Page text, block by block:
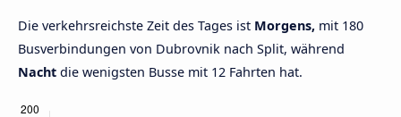
Die verkehrsreichste Zeit des Tages ist Morgens, mit 180
Busverbindungen von Dubrovnik nach Split, während
Nacht die wenigsten Busse mit 12 Fahrten hat.